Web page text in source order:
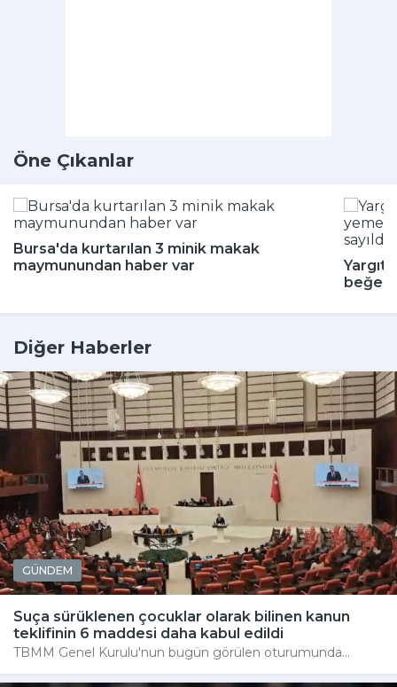
Öne Çıkanlar
Bursa'da kurtarılan 3 minik makak
maymunundan haber var
Diğer Haberler
GÜNDEM
Suça sürüklenen çocuklar olarak bilinen kanun
teklifinin 6 maddesi daha kabul edildi
TBMM Genel Kurulu'nun bugün görülen oturumunda...